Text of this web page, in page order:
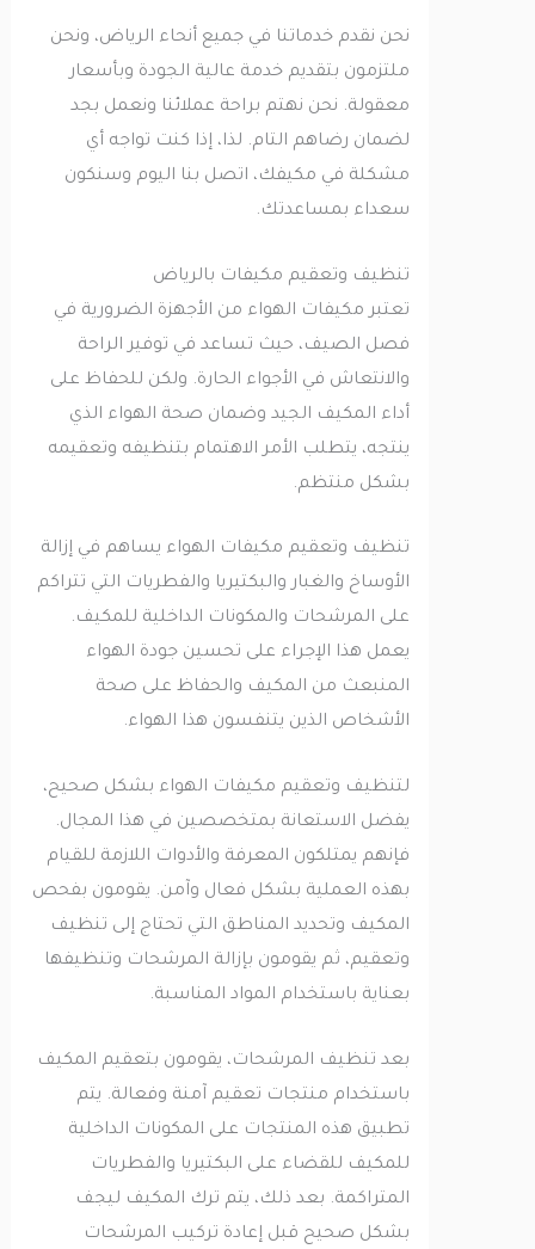
نحن نقدم خدماتنا في جميع أنحاء الرياض، ونحن
ملتزمون بتقديم خدمة عالية الجودة وبأسعار
معقولة. نحن نهتم براحة عملائنا ونعمل بجد
لضمان رضاهم التام. لذا، إذا كنت تواجه أي
مشكلة في مكيفك، اتصل بنا اليوم وسنكون
سعداء بمساعدتك.
تنظيف وتعقيم مكيفات بالرياض
تعتبر مكيفات الهواء من الأجهزة الضرورية في
فصل الصيف، حيث تساعد في توفير الراحة
والانتعاش في الأجواء الحارة. ولكن للحفاظ على
أداء المكيف الجيد وضمان صحة الهواء الذي
ينتجه، يتطلب الأمر الاهتمام بتنظيفه وتعقيمه
بشكل منتظم.
تنظيف وتعقيم مكيفات الهواء يساهم في إزالة
الأوساخ والغبار والبكتيريا والفطريات التي تتراكم
على المرشحات والمكونات الداخلية للمكيف.
يعمل هذا الإجراء على تحسين جودة الهواء
المنبعث من المكيف والحفاظ على صحة
الأشخاص الذين يتنفسون هذا الهواء.
لتنظيف وتعقيم مكيفات الهواء بشكل صحيح،
يفضل الاستعانة بمتخصصين في هذا المجال.
فإنهم يمتلكون المعرفة والأدوات اللازمة للقيام
بهذه العملية بشكل فعال وآمن. يقومون بفحص
المكيف وتحديد المناطق التي تحتاج إلى تنظيف
وتعقيم، ثم يقومون بإزالة المرشحات وتنظيفها
بعناية باستخدام المواد المناسبة.
بعد تنظيف المرشحات، يقومون بتعقيم المكيف
باستخدام منتجات تعقيم آمنة وفعالة. يتم
تطبيق هذه المنتجات على المكونات الداخلية
للمكيف للقضاء على البكتيريا والفطريات
المتراكمة. بعد ذلك، يتم ترك المكيف ليجف
بشكل صحيح قبل إعادة تركيب المرشحات